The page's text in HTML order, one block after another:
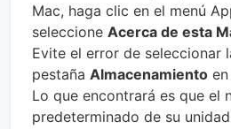
Mac, haga clic en el menú
seleccione Acerca de esta
Evite el error de seleccionar
pestaña Almacenamiento
Lo que encontrará es que el
predeterminado de su unidad